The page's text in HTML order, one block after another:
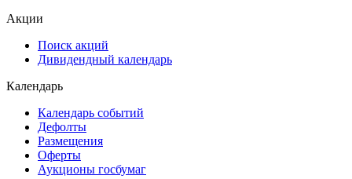
Акции
Поиск акций
Дивидендный календарь
Календарь
Календарь событий
Дефолты
Размещения
Оферты
Аукционы госбумаг